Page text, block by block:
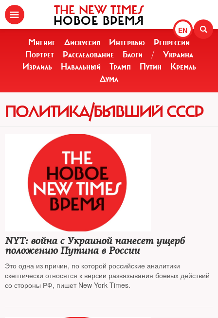
EN
THE NEW TIMES
НОВОЕ ВРЕМЯ
Мнение Дискуссия Интервью
Репрессии
Портрет
Расследование Блоги /
Украина
Израиль
Навальный Трамп Путин
Кремль
Дума
ПОЛИТИКА/БЫВШИЙ СССР
NYT: война с Украиной нанесет ущерб
положению Путина в России
Это одна из причин, по которой российские аналитики
скептически относятся к версии развязывания боевых действий
со стороны РФ, пишет New York Times.